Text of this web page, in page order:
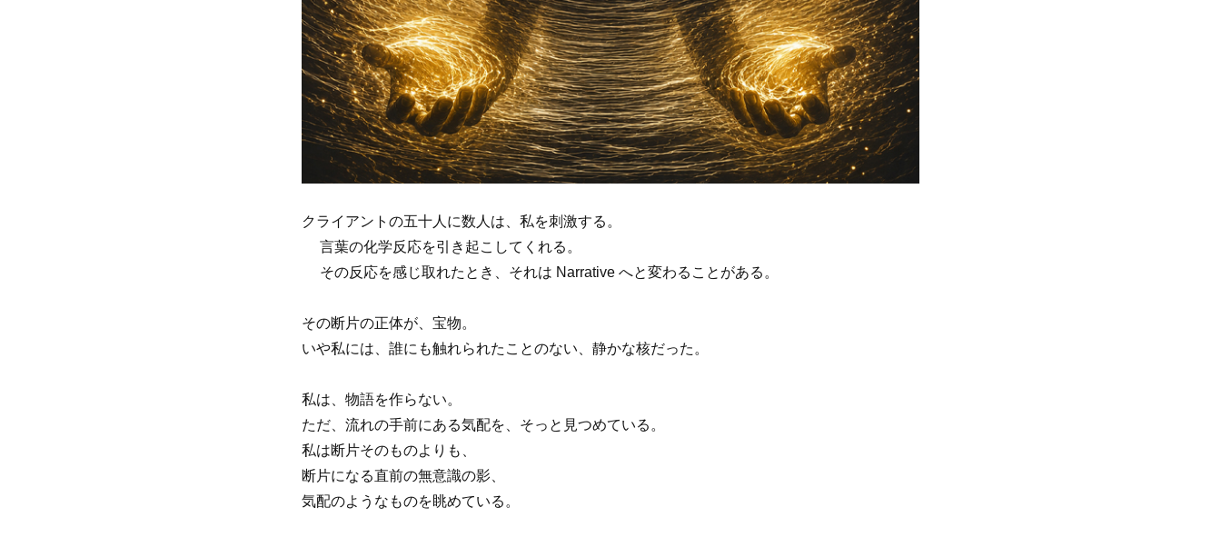
クライアントの五十人に数人は、私を刺激する。
言葉の化学反応を引き起こしてくれる。
その反応を感じ取れたとき、それは Narrative へと変わることがある。
その断片の正体が、宝物。
いや私には、誰にも触れられたことのない、静かな核だった。
私は、物語を作らない。
ただ、流れの手前にある気配を、そっと見つめている。
私は断片そのものよりも、
断片になる直前の無意識の影、
気配のようなものを眺めている。